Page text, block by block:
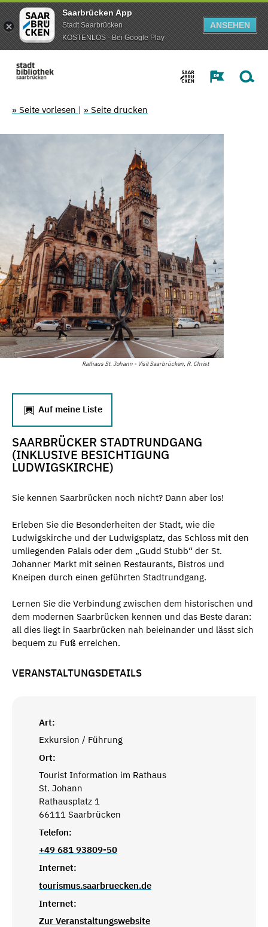
Saarbrücken App
Stadt Saarbrücken
KOSTENLOS - Bei Google Play
ANSEHEN
» Seite vorlesen | » Seite drucken
Rathaus St. Johann - Visit Saarbrücken, R. Christ
Auf meine Liste
SAARBRÜCKER STADTRUNDGANG
(INKLUSIVE BESICHTIGUNG
LUDWIGSKIRCHE)
Sie kennen Saarbrücken noch nicht? Dann aber los!
Erleben Sie die Besonderheiten der Stadt, wie die
Ludwigskirche und der Ludwigsplatz, das Schloss mit den
umliegenden Palais oder dem „Gudd Stubb“ der St.
Johanner Markt mit seinen Restaurants, Bistros und
Kneipen durch einen geführten Stadtrundgang.
Lernen Sie die Verbindung zwischen dem historischen und
dem modernen Saarbrücken kennen und das Beste daran:
all dies liegt in Saarbrücken nah beieinander und lässt sich
bequem zu Fuß erreichen.
VERANSTALTUNGSDETAILS
Art:
Exkursion / Führung
Ort:
Tourist Information im Rathaus
St. Johann
Rathausplatz 1
66111 Saarbrücken
Telefon:
+49 681 93809-50
Internet:
tourismus.saarbruecken.de
Internet:
Zur Veranstaltungswebsite